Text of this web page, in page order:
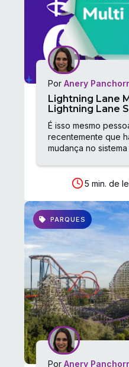
PorAnery
Lightning Lane
Lightning Lane
sistema de fura-
É isso mesmo
recentemente que
mudança no
5 min. de
PARQUES
PorAnery